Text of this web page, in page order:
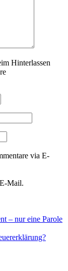
Hinterlassen
via E-
Mail.
– nur eine Parole